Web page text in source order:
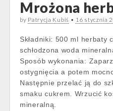
Mrożona
by Patrycja Kubiś • 16 stycznia
Składniki: 500 ml herbaty
schłodzona woda
Sposób wykonania:
ostygnięcia a potem
Następnie przelać ją do
smaku cukrem. Wrzucić
mineralną.